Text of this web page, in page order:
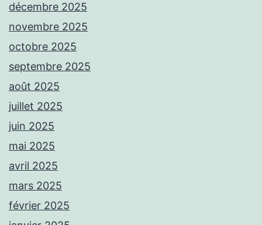
décembre 2025
novembre 2025
octobre 2025
septembre 2025
août 2025
juillet 2025
juin 2025
mai 2025
avril 2025
mars 2025
février 2025